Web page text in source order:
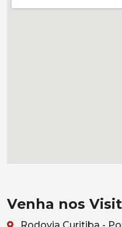
Venha nos
Rodovia Curitiba -